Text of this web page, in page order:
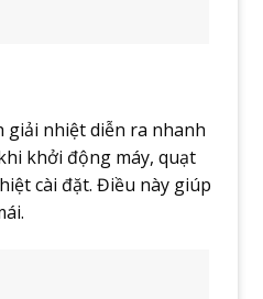
nhiệt diễn ra nhanh
khởi động máy, quạt
cài đặt. Điều này giúp